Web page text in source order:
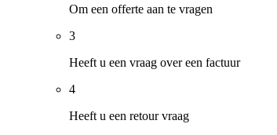
Om een offerte aan te vragen
3
Heeft u een vraag over een factuur
4
Heeft u een retour vraag